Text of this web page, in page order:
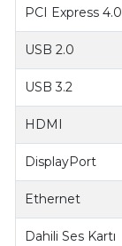
PCI Express 4.0
USB 2.0
USB 3.2
HDMI
DisplayPort
Ethernet
Dahili Ses Kartı